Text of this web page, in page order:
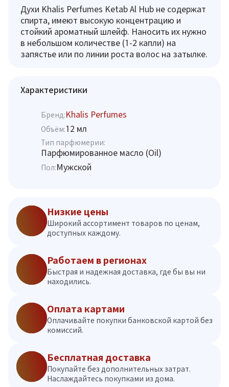
Духи Khalis Perfumes Ketab Al Hub не содержат
спирта, имеют высокую концентрацию и
стойкий ароматный шлейф. Наносить их нужно
в небольшом количестве (1-2 капли) на
запястье или по линии роста волос на затылке.
Характеристики
Бренд:Khalis Perfumes
Объём:12 мл
Тип парфюмерии:
Парфюмированное масло (Oil)
Пол:Мужской
Низкие цены
Широкий ассортимент товаров по ценам,
доступных каждому.
Работаем в регионах
Быстрая и надежная доставка, где бы вы ни
находились.
Оплата картами
Оплачивайте покупки банковской картой без
комиссий.
Бесплатная доставка
Покупайте без дополнительных затрат.
Наслаждайтесь покупками из дома.